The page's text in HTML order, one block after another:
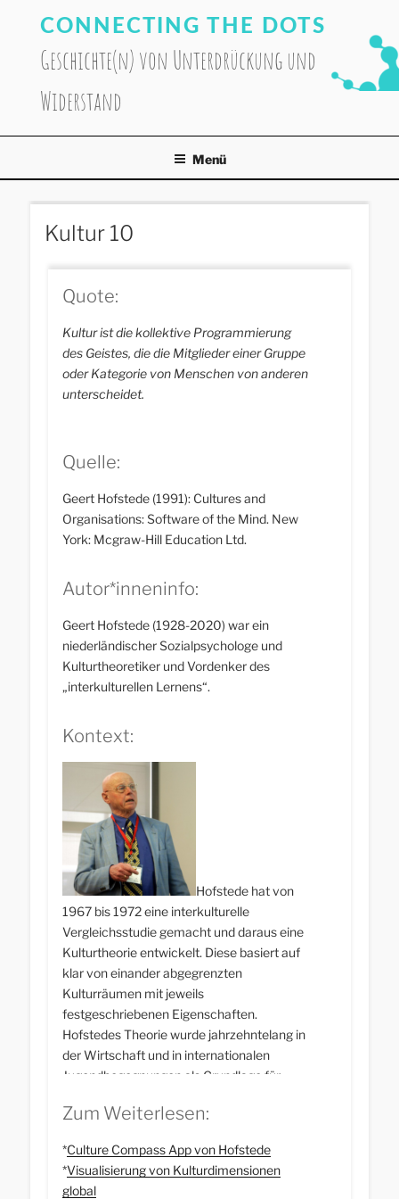
springen
CONNECTING THE DOTS
Geschichte(n) von Unterdrückung und
Widerstand
Menü
Kultur 10
Quote:
Kultur ist die kollektive Programmierung
des Geistes, die die Mitglieder einer Gruppe
oder Kategorie von Menschen von anderen
unterscheidet.
Quelle:
Geert Hofstede (1991): Cultures and
Organisations: Software of the Mind. New
York: Mcgraw-Hill Education Ltd.
Autor*inneninfo:
Geert Hofstede (1928-2020) war ein
niederländischer Sozialpsychologe und
Kulturtheoretiker und Vordenker des
„interkulturellen Lernens“.
Kontext:
Hofstede hat von
1967 bis 1972 eine interkulturelle
Vergleichsstudie gemacht und daraus eine
Kulturtheorie entwickelt. Diese basiert auf
klar von einander abgegrenzten
Kulturräumen mit jeweils
festgeschriebenen Eigenschaften.
Hofstedes Theorie wurde jahrzehntelang in
der Wirtschaft und in internationalen
Jugendbegegnungen als Grundlage für
Management genutzt. Ein Kulturraum ist
wurde u.a. dafür kritisiert, Unterschiede
innerhalb eines Landes zu ignorieren. Auch
Zum Weiterlesen:
*Culture Compass App von Hofstede
*Visualisierung von Kulturdimensionen
global